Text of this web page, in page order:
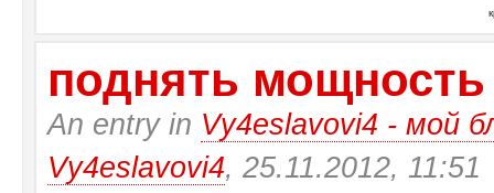
поднять
An entry in Vy4eslavovi4 - мой
Vy4eslavovi4, 25.11.2012, 11:51